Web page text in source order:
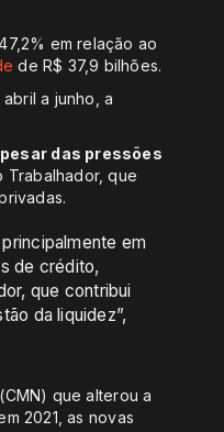
em relação ao
de R$ 37,9 bilhões.
a junho, a
das pressões
Trabalhador, que
em
de crédito,
que contribui
da liquidez”,
(CMN) que alterou a
2021, as novas